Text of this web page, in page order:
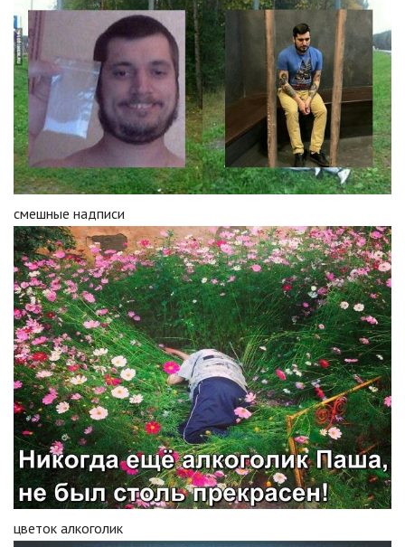
смешные надписи
цветок алкоголик